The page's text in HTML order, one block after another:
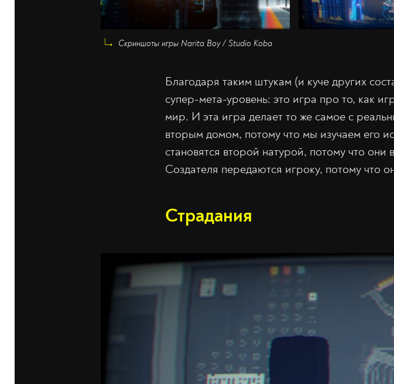
Скриншоты игры Narita Boy / Studio Koba
Благодаря таким штукам (и куче других
супер-мета-уровень: это игра про то, как
мир. И эта игра делает то же самое с
вторым домом, потому что мы изучаем его
становятся второй натурой, потому что
Создателя передаются игроку, потому что
Страдания